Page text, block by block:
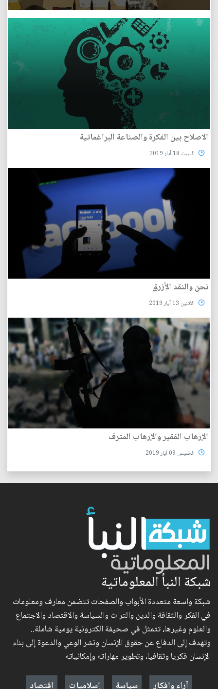
الاصلاح بين الفكرة والصناعة البراغماتية
السبت 18 آيار 2019
نحن والنقد الأزرق
الأثنين 13 آيار 2019
الإرهاب الفقير والإرهاب المترف
الخميس 09 آيار 2019
شبكة النبأ المعلوماتية
شبكة واسعة متعددة الأبواب والصفحات تتضمن معارف ومعلومات
في الفكر والثقافة والدين والتراث والسياسة والاقتصاد والاجتماع
والعلوم وغيرها، تتمثل في صحيفة الكترونية يومية شاملة..
وتهدف إلى الدفاع عن حقوق الإنسان ونشر الوعي والدعوة إلى بناء
الإنسان فكريا وثقافيا، وتطوير مهاراته وإمكانياته
آراء وافكار
سياسة إسلاميات اقتصاد